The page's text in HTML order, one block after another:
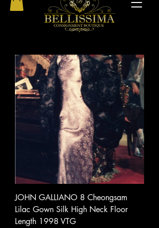
JOHN GALLIANO 8 Cheongsam
Lilac Gown Silk High Neck Floor
Length 1998 VTG